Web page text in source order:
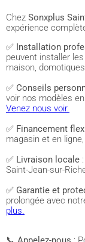
Chez Sonxplus
expérience
✅ Installation
peuvent installer les produits télévisuels, audio/vidéo, cinéma
maison,
✅ Conseils
voir nos modèles
Venez nous voir.
✅ Financement
magasin et en
✅ Livraison locale
Saint-Jean-sur-
✅ Garantie et
prolongée avec
plus.